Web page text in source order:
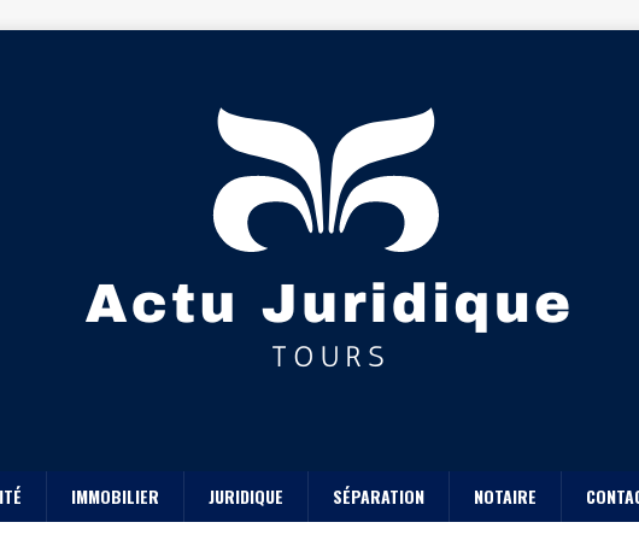
IMMOBILIER JURIDIQUE SÉPARATION NOTAIRE